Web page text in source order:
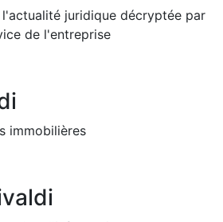
juridique décryptée par
de l'entreprise
immobilières